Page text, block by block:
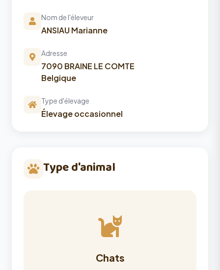
Nom de l'éleveur
ANSIAU Marianne
Adresse
7090 BRAINE LE COMTE
Belgique
Type d'élevage
Élevage occasionnel
Type d'animal
Chats